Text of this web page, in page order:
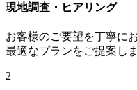
現地調査・ヒアリング
お客様のご要望を丁寧に
最適なプランをご提案しま
2